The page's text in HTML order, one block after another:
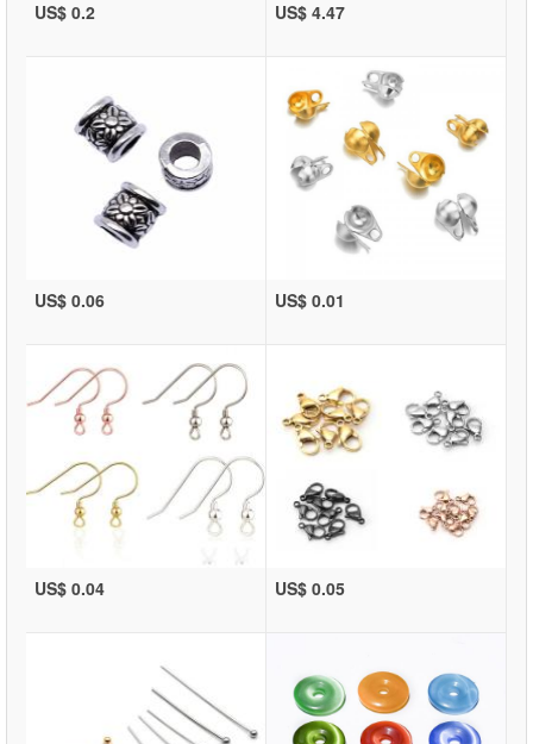
US$ 0.2 US$ 4.47
US$ 0.06 US$ 0.01
US$ 0.04 US$ 0.05